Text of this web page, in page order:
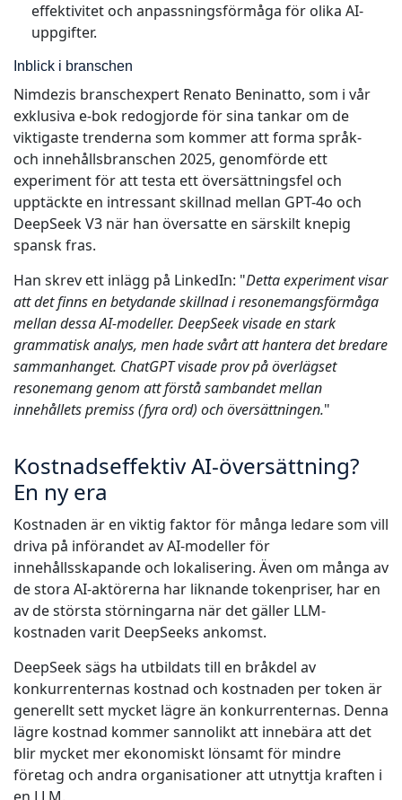
effektivitet och anpassningsförmåga för olika AI-
uppgifter.
Inblick i branschen
Nimdezis branschexpert Renato Beninatto, som i vår
exklusiva e-bok redogjorde för sina tankar om de
viktigaste trenderna som kommer att forma språk-
och innehållsbranschen 2025, genomförde ett
experiment för att testa ett översättningsfel och
upptäckte en intressant skillnad mellan GPT-4o och
DeepSeek V3 när han översatte en särskilt knepig
spansk fras.
Han skrev ett inlägg på LinkedIn: "Detta experiment visar
att det finns en betydande skillnad i resonemangsförmåga
mellan dessa AI-modeller. DeepSeek visade en stark
grammatisk analys, men hade svårt att hantera det bredare
sammanhanget. ChatGPT visade prov på överlägset
resonemang genom att förstå sambandet mellan
innehållets premiss (fyra ord) och översättningen."
Kostnadseffektiv AI-översättning?
En ny era
Kostnaden är en viktig faktor för många ledare som vill
driva på införandet av AI-modeller för
innehållsskapande och lokalisering. Även om många av
de stora AI-aktörerna har liknande tokenpriser, har en
av de största störningarna när det gäller LLM-
kostnaden varit DeepSeeks ankomst.
DeepSeek sägs ha utbildats till en bråkdel av
konkurrenternas kostnad och kostnaden per token är
generellt sett mycket lägre än konkurrenternas. Denna
lägre kostnad kommer sannolikt att innebära att det
blir mycket mer ekonomiskt lönsamt för mindre
företag och andra organisationer att utnyttja kraften i